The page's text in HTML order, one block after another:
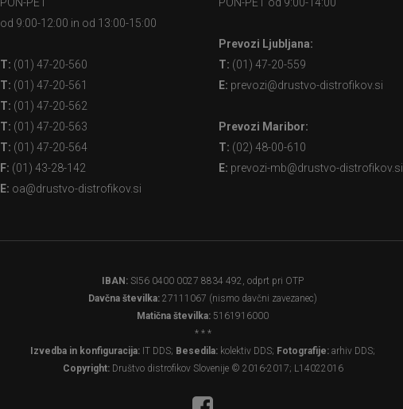
od 9:00-12:00 in od 13:00-15:00
T: (01) 47-20-560
T: (01) 47-20-561
T: (01) 47-20-562
T: (01) 47-20-563
T: (01) 47-20-564
F: (01) 43-28-142
E: oa@drustvo-distrofikov.si
Prevozi Ljubljana:
T: (01) 47-20-559
E: prevozi@drustvo-distrofikov.si
Prevozi Maribor:
T: (02) 48-00-610
E: prevozi-mb@drustvo-distrofikov.si
IBAN: SI56 0400 0027 8834 492, odprt pri OTP
Davčna številka: 27111067 (nismo davčni zavezanec)
Matična številka: 5161916000
* * *
Izvedba in konfiguracija: IT DDS; Besedila: kolektiv DDS; Fotografije: arhiv DDS;
Copyright:Društvo distrofikov Slovenije © 2016-2017; L14022016